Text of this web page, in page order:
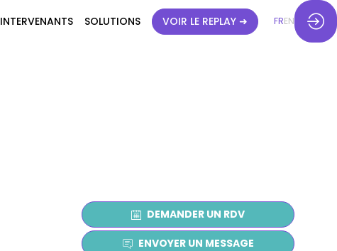
INTERVENANTS SOLUTIONS VOIR LE REPLAY ➜ FREN
DEMANDER UN RDV
ENVOYER UN MESSAGE